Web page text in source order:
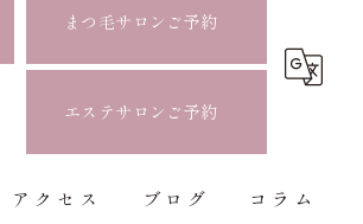
まつ毛サロンご予約
エステサロンご予約
アクセス ブログ コラム